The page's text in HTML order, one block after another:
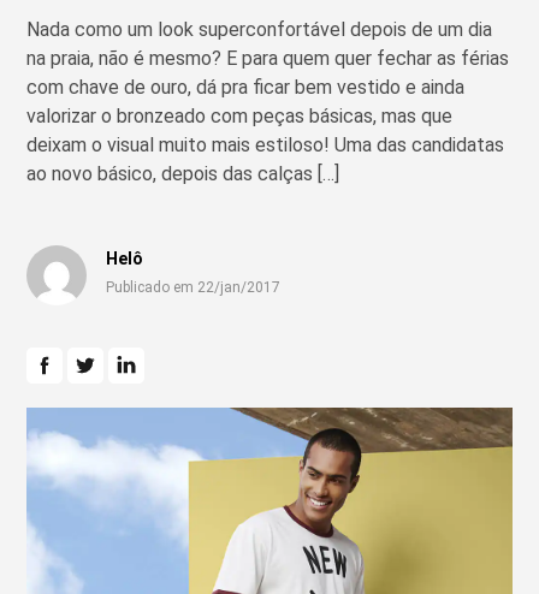
Nada como um look superconfortável depois de um dia
na praia, não é mesmo? E para quem quer fechar as férias
com chave de ouro, dá pra ficar bem vestido e ainda
valorizar o bronzeado com peças básicas, mas que
deixam o visual muito mais estiloso! Uma das candidatas
ao novo básico, depois das calças […]
Helô
Publicado em 22/jan/2017